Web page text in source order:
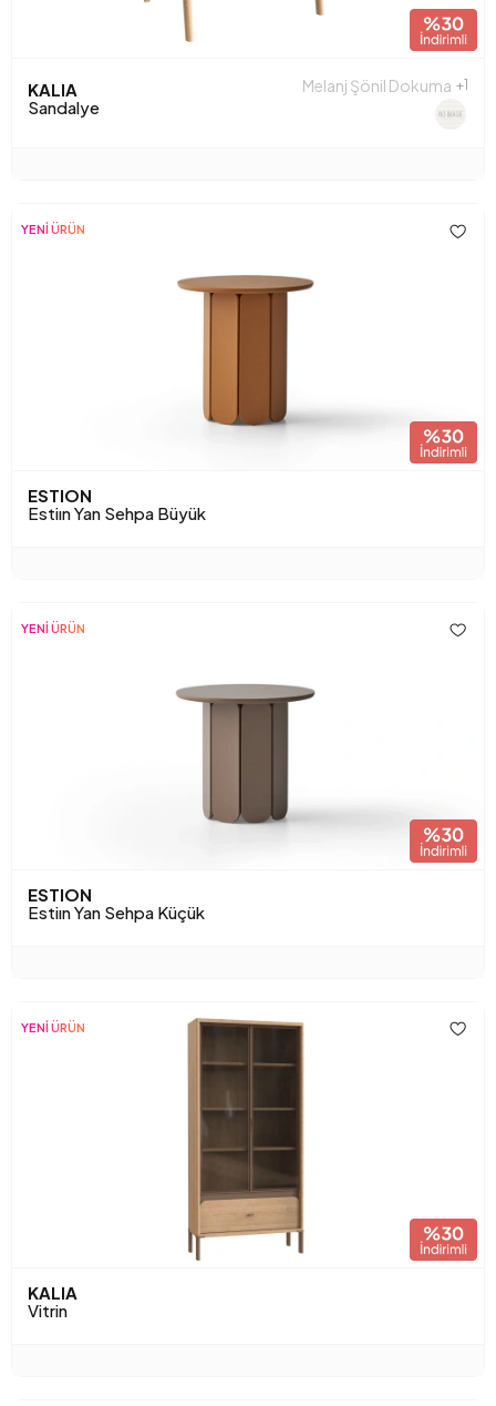
KALIA
Sandalye
Melanj Şönil Dokuma +1
YENİ ÜRÜN
ESTION
Estiın Yan Sehpa Büyük
YENİ ÜRÜN
ESTION
Estiın Yan Sehpa Küçük
YENİ ÜRÜN
KALIA
Vitrin